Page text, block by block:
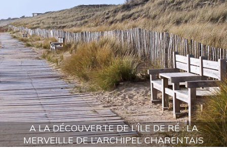
A LA DÉCOUVERTE DE L’ÎLE DE RÉ : LA
MERVEILLE DE L’ARCHIPEL CHARENTAIS